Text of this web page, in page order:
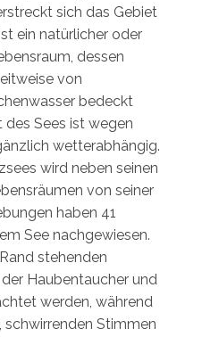
sich das Gebiet
ein natürlicher oder
dessen
von
bedeckt
des Sees ist wegen
wetterabhängig.
wird neben seinen
von seiner
haben 41
See nachgewiesen.
stehenden
Haubentaucher und
werden, während
schwirrenden Stimmen